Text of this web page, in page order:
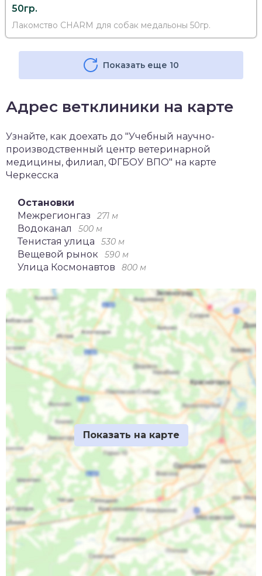
50гр.
Лакомство CHARM для собак медальоны 50гр.
Показать еще 10
Адрес ветклиники на карте
Узнайте, как доехать до "Учебный научно-
производственный центр ветеринарной
медицины, филиал, ФГБОУ ВПО" на карте
Черкесска
Остановки
Межрегионгаз
271 м
Водоканал 500 м
Тенистая улица 530 м
Вещевой рынок 590 м
Улица Космонавтов 800 м